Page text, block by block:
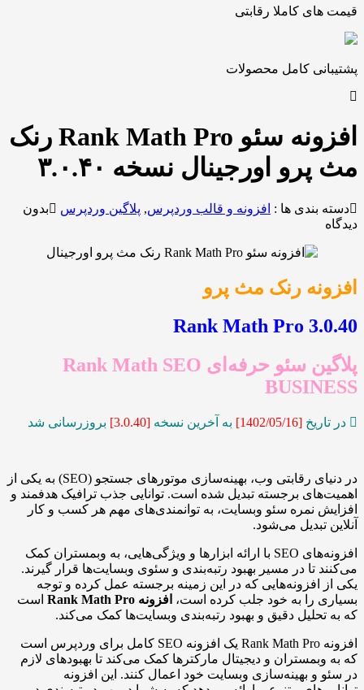
کاملا رقابتی
کامل محصولات
افزونه سئو Rank Math Pro رنک
اورجینال نسخه ۳.۰.۴۰
ها :افزونه و قالب وردپرس, پلاگین وردپرس بدون
رنک مث پرو
Rank Math Pro
پلاگین سئو حرفه‌ای Rank Math SEO
[1402/05
/16] به آخرین نسخه[3.0.40] بروزرسانی شد
در دنیای رقابتی وب، بهینه‌سازی موتورهای جستجو (SEO) به یکی از
برجسته تبدیل شده است. توانایی جذب ترافیک هدفمند و
نمره سئو وبسایت، به توانمندی‌های مهم هر کسب و کار
می‌شود.
افزونه‌های SEO با ارائه ابزارها و ویژگی‌هایی، به وبمستران کمک
تا در مسیر بهبود رتبه‌بندی و سئوی وبسایت‌ها قرار گیرند.
که در این زمینه برجسته عمل کرده و توجه
را به خود جلب کرده است،افزونه Rank Math Pro
است
دقیق و بهبود رتبه‌بندی وبسایت‌ها کمک می‌کند.
افزونه Rank Math Pro یک افزونه SEO کامل برای وردپرس است
و دیجیتال مارکترها کمک می‌کند تا بهبودهای لازم
بهینه‌سازی وبسایت خود اعمال کنند. این افزونه